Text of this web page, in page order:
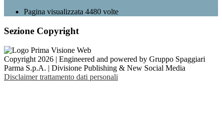
Pagina visualizzata 4480 volte
Sezione Copyright
Copyright 2026 | Engineered and powered by Gruppo Spaggiari
Parma S.p.A. | Divisione Publishing & New Social Media
Disclaimer trattamento dati personali